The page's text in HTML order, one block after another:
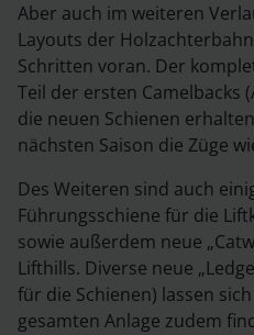
Aber auch im weiteren
Layouts der
Schritten voran. Der
Teil der ersten Camelbacks
die neuen Schienen
nächsten Saison die Züge
Des Weiteren sind auch
Führungsschiene für die
sowie außerdem neue
Lifthills. Diverse neue
für die Schienen) lassen
gesamten Anlage zudem